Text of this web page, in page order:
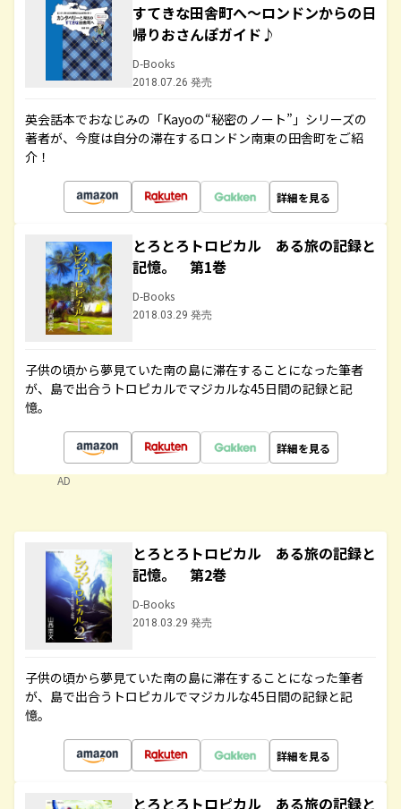
すてきな田舎町へ～ロンドンからの日
帰りおさんぽガイド♪
D-Books
2018.07.26 発売
英会話本でおなじみの「Kayoの“秘密のノート”」シリーズの
著者が、今度は自分の滞在するロンドン南東の田舎町をご紹
介！
詳細を見る
とろとろトロピカル ある旅の記録と
記憶。 第1巻
D-Books
2018.03.29 発売
子供の頃から夢見ていた南の島に滞在することになった筆者
が、島で出合うトロピカルでマジカルな45日間の記録と記
憶。
詳細を見る
AD
とろとろトロピカル ある旅の記録と
記憶。 第2巻
D-Books
2018.03.29 発売
子供の頃から夢見ていた南の島に滞在することになった筆者
が、島で出合うトロピカルでマジカルな45日間の記録と記
憶。
詳細を見る
とろとろトロピカル ある旅の記録と